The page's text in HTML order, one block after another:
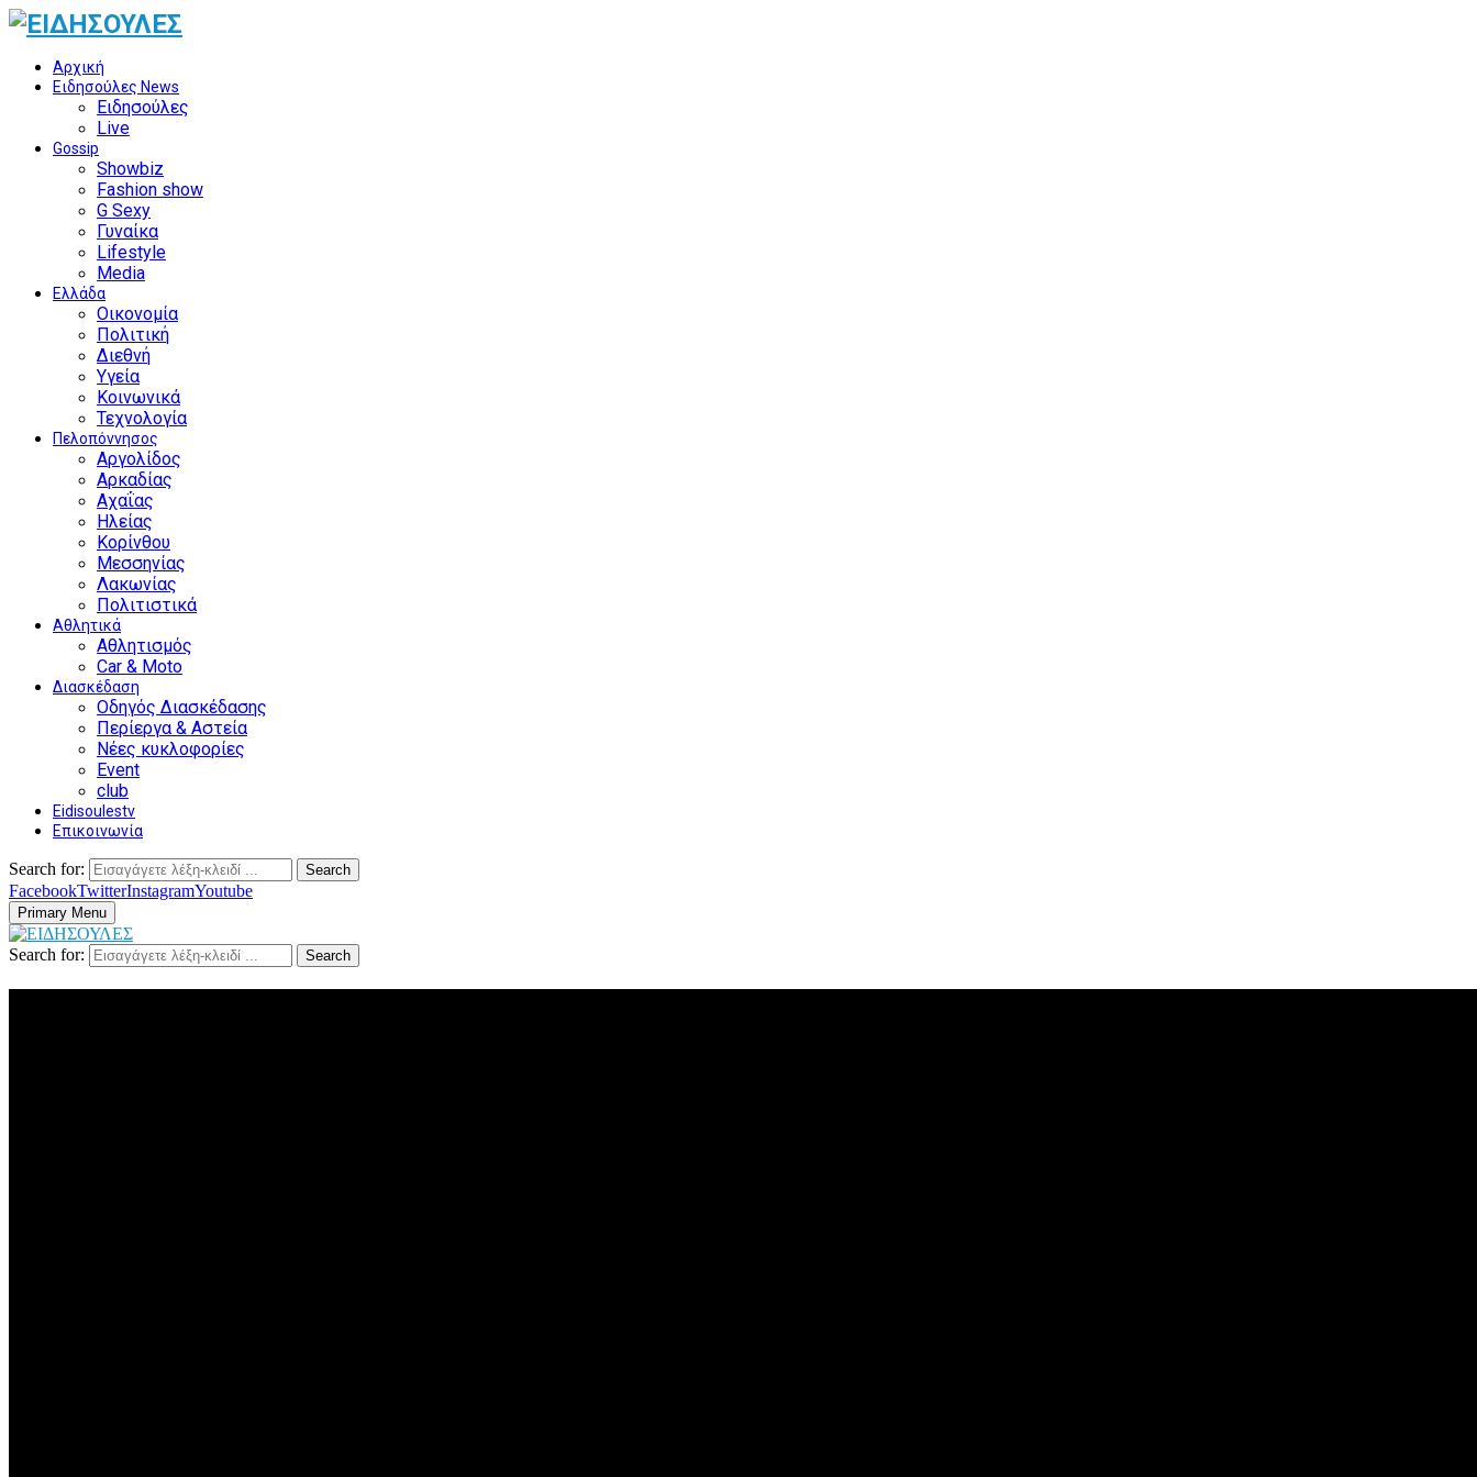
Αρχική
Ειδησούλες News
Ειδησούλες
Live
Gossip
Showbiz
Fashion show
G Sexy
Γυναίκα
Lifestyle
Media
Ελλάδα
Οικονομία
Πολιτική
Διεθνή
Υγεία
Κοινωνικά
Τεχνολογία
Πελοπόννησος
Αργολίδος
Αρκαδίας
Αχαΐας
Ηλείας
Κορίνθου
Μεσσηνίας
Λακωνίας
Πολιτιστικά
Αθλητικά
Αθλητισμός
Car & Moto
Διασκέδαση
Οδηγός Διασκέδασης
Περίεργα & Αστεία
Νέες κυκλοφορίες
Event
club
Eidisoulestv
Επικοινωνία
Search for: Search
FacebookTwitterInstagramYoutube
Primary Menu
Search for: Search